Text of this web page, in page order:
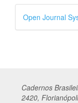
por
Open Journal
Cadernos Br
2420,